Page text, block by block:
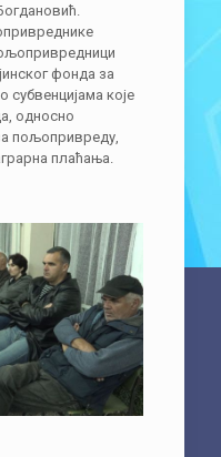
фонда за
које
односно
пољопривреду,
плаћања.